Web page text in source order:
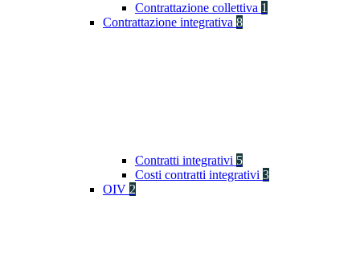
Contrattazione collettiva 1
Contrattazione integrativa 8
Contratti integrativi 5
Costi contratti integrativi 3
OIV 2